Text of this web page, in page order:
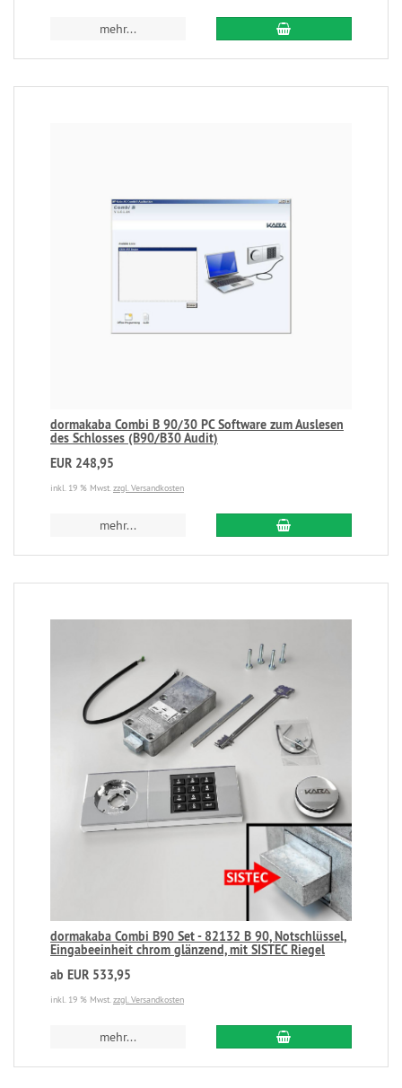
mehr...
dormakaba Combi B 90/30 PC Software zum Auslesen
des Schlosses (B90/B30 Audit)
EUR 248,95
inkl. 19 % Mwst.zzgl. Versandkosten
mehr...
dormakaba Combi B90 Set - 82132 B 90, Notschlüssel,
Eingabeeinheit chrom glänzend, mit SISTEC Riegel
ab EUR 533,95
inkl. 19 % Mwst.zzgl. Versandkosten
mehr...